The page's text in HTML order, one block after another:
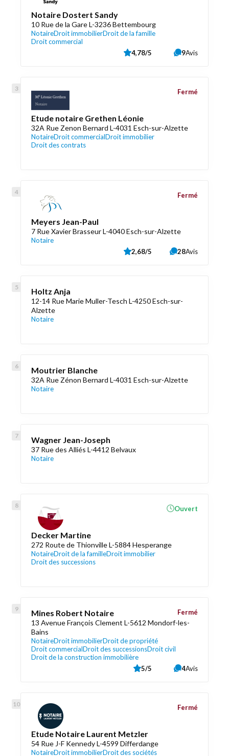
Notaire Dostert Sandy
10 Rue de la Gare L-3236 Bettembourg
NotaireDroit immobilierDroit de la famille
Droit commercial
4,78/5 9Avis
Etude notaire Grethen Léonie
32A Rue Zenon Bernard L-4031 Esch-sur-Alzette
NotaireDroit commercialDroit immobilier
Droit des contrats
Fermé
Meyers Jean-Paul
7 Rue Xavier Brasseur L-4040 Esch-sur-Alzette
Notaire
Fermé
2,68/5 28Avis
Holtz Anja
12-14 Rue Marie Muller-Tesch L-4250 Esch-sur-
Alzette
Notaire
Moutrier Blanche
32A Rue Zénon Bernard L-4031 Esch-sur-Alzette
Notaire
Wagner Jean-Joseph
37 Rue des Alliés L-4412 Belvaux
Notaire
Decker Martine
272 Route de Thionville L-5884 Hesperange
NotaireDroit de la familleDroit immobilier
Droit des successions
Ouvert
Mines Robert Notaire
13 Avenue François Clement L-5612 Mondorf-les-
Bains
NotaireDroit immobilierDroit de propriété
Droit commercialDroit des successionsDroit civil
Droit de la construction immobilière
Fermé
5/5 4Avis
Etude Notaire Laurent Metzler
54 Rue J-F Kennedy L-4599 Differdange
NotaireDroit immobilierDroit des sociétés
Fermé